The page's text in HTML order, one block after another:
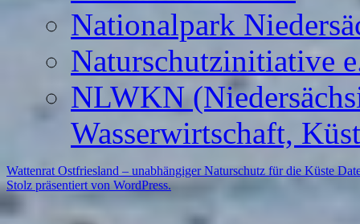
Nationalpark
Naturschutzinitiative
NLWKN
Wasserwirtschaft,
Wattenrat Ostfriesland – unabhängiger Naturschutz für die Küste
Stolz präsentiert von WordPress.